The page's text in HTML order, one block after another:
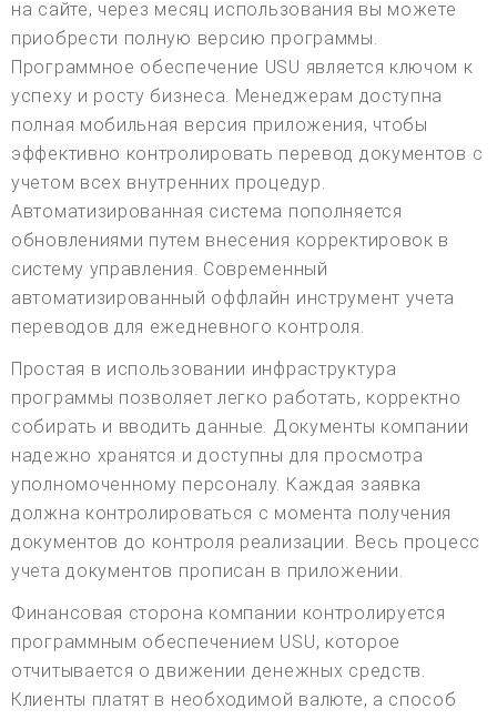
на сайте, через месяц использования вы можете
приобрести полную версию программы.
Программное обеспечение USU является ключом к
успеху и росту бизнеса. Менеджерам доступна
полная мобильная версия приложения, чтобы
эффективно контролировать перевод документов с
учетом всех внутренних процедур.
Автоматизированная система пополняется
обновлениями путем внесения корректировок в
систему управления. Современный
автоматизированный оффлайн инструмент учета
переводов для ежедневного контроля.
Простая в использовании инфраструктура
программы позволяет легко работать, корректно
собирать и вводить данные. Документы компании
надежно хранятся и доступны для просмотра
уполномоченному персоналу. Каждая заявка
должна контролироваться с момента получения
документов до контроля реализации. Весь процесс
учета документов прописан в приложении.
Финансовая сторона компании контролируется
программным обеспечением USU, которое
отчитывается о движении денежных средств.
Клиенты платят в необходимой валюте, а способ